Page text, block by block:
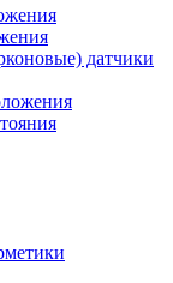
датчики